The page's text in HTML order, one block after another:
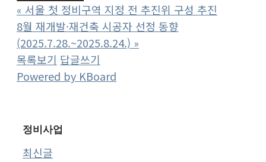
« 서울 첫 정비구역 지정 전 추진위 구성 추진
8월 재개발·재건축 시공자 선정 동향
(2025.7.28.~2025.8.24.) »
목록보기 답글쓰기
Powered by KBoard
정비사업
최신글